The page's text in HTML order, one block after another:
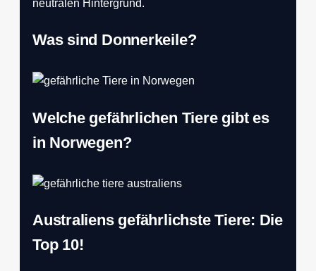
Was sind Donnerkeile?
Welche gefährlichen Tiere gibt es
in Norwegen?
Australiens gefährlichste Tiere: Die
Top 10!